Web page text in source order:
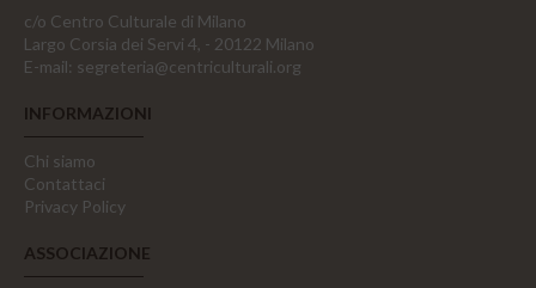
c/o Centro Culturale di Milano
Largo Corsia dei Servi 4, - 20122 Milano
E-mail: segreteria@centriculturali.org
INFORMAZIONI
Chi siamo
Contattaci
Privacy Policy
ASSOCIAZIONE